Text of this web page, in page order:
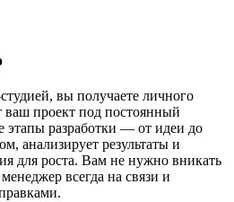
вы получаете личного
ваш проект под постоянный
этапы разработки — от идеи до
анализирует результаты и
для роста. Вам не нужно вникать
всегда на связи и